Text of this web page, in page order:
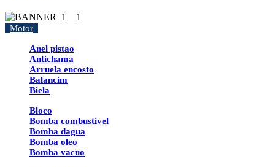
Motor
Anel pistao
Antichama
Arruela encosto
Balancim
Biela
Bloco
Bomba combustivel
Bomba dagua
Bomba oleo
Bomba vacuo